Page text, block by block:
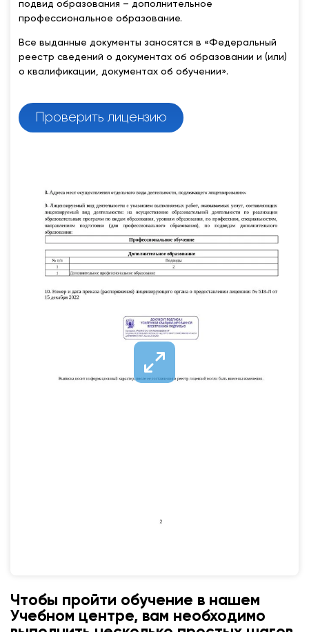
подвид образования – дополнительное
профессиональное образование.
Все выданные документы заносятся в «Федеральный
реестр сведений о документах об образовании и (или)
о квалификации, документах об обучении».
Проверить лицензию
Чтобы пройти обучение в нашем
Учебном центре, вам необходимо